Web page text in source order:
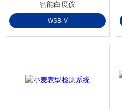
智能白度仪
WSB-V